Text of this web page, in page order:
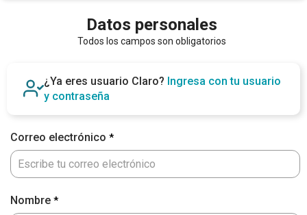
Datos personales
Todos los campos son obligatorios
¿Ya eres usuario Claro? Ingresa con tu usuario
y contraseña
Correo electrónico
Nombre